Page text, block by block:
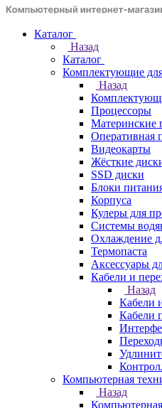
Каталог
Назад
Каталог
Комплектующие
Назад
Процессоры
Материнские
Оперативная
Видеокарты
Жёсткие
SSD диски
Блоки
Корпуса
Кулеры для
Системы
Охлаждение
Термопаста
Аксессуары
Кабели и
Назад
Кабели
Кабели
Компьютерная
Назад